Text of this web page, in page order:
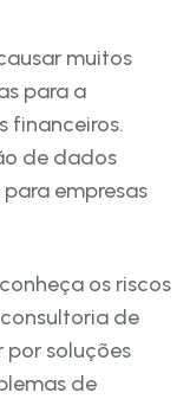
muitos
para a
financeiros.
de dados
empresas
os riscos
de
soluções
de